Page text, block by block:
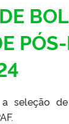
seleção